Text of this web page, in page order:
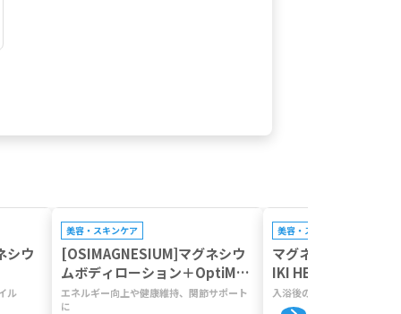
シウ
ル
美容・スキンケア
[OSIMAGNESIUM]マグネシウ
ムボディローション＋OptiMS
M 【1本200ml】
エネルギー向上や健康維持、関節サポート
に
美容・スキンケア
マグネシウムオイル
IKI HEALTH] 【1本
入浴後のスプレー＆マッサ